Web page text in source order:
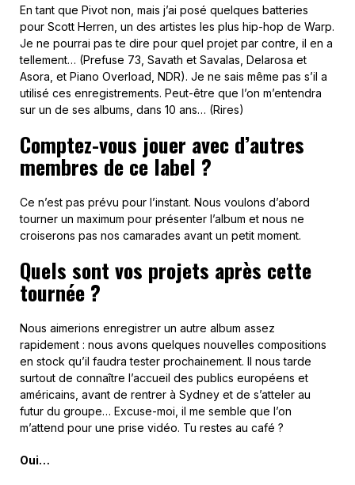
En tant que Pivot non, mais j’ai posé quelques batteries
pour Scott Herren, un des artistes les plus hip-hop de Warp.
Je ne pourrai pas te dire pour quel projet par contre, il en a
tellement… (Prefuse 73, Savath et Savalas, Delarosa et
Asora, et Piano Overload, NDR). Je ne sais même pas s’il a
utilisé ces enregistrements. Peut-être que l’on m’entendra
sur un de ses albums, dans 10 ans… (Rires)
Comptez-vous jouer avec d’autres
membres de ce label ?
Ce n’est pas prévu pour l’instant. Nous voulons d’abord
tourner un maximum pour présenter l’album et nous ne
croiserons pas nos camarades avant un petit moment.
Quels sont vos projets après cette
tournée ?
Nous aimerions enregistrer un autre album assez
rapidement : nous avons quelques nouvelles compositions
en stock qu’il faudra tester prochainement. Il nous tarde
surtout de connaître l’accueil des publics européens et
américains, avant de rentrer à Sydney et de s’atteler au
futur du groupe… Excuse-moi, il me semble que l’on
m’attend pour une prise vidéo. Tu restes au café ?
Oui…